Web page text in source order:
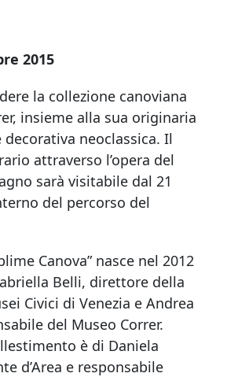
2015
la collezione canoviana
insieme alla sua originaria
neoclassica. Il
attraverso l’opera del
sarà visitabile dal 21
del percorso del
Canova” nasce nel 2012
Belli, direttore della
Civici di Venezia e Andrea
del Museo Correr.
è di Daniela
d’Area e responsabile